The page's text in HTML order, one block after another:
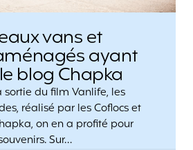
vans et
ayant
blog Chapka
sortie du film Vanlife, les
réalisé par les Coflocs et
on en a profité pour
Sur…